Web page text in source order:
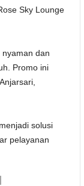
Sky Lounge
dan
Promo ini
solusi
pelayanan